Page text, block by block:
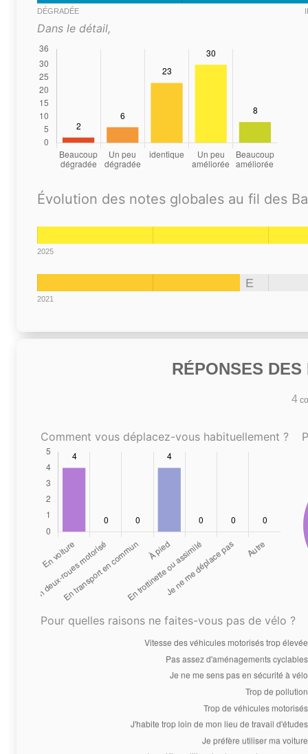
DÉGRADÉE
Dans le détail,
Évolution des notes globales au fil des
2025
E
2021
RÉPONSES
4
Comment vous déplacez-vous habituellement ?
Pour quelles raisons ne faites-vous pas de vélo ?